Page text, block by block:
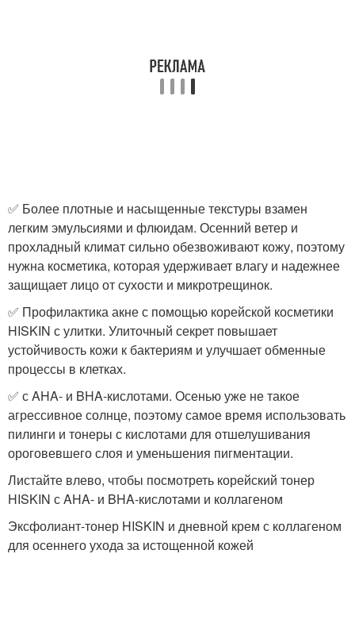
✅ Более плотные и насыщенные текстуры взамен
легким эмульсиями и флюидам. Осенний ветер и
прохладный климат сильно обезвоживают кожу, поэтому
нужна косметика, которая удерживает влагу и надежнее
защищает лицо от сухости и микротрещинок.
✅ Профилактика акне с помощью корейской косметики
HISKIN с улитки. Улиточный секрет повышает
устойчивость кожи к бактериям и улучшает обменные
процессы в клетках.
✅ с AHA- и BHA-кислотами. Осенью уже не такое
агрессивное солнце, поэтому самое время использовать
пилинги и тонеры с кислотами для отшелушивания
ороговевшего слоя и уменьшения пигментации.
Листайте влево, чтобы посмотреть корейский тонер
HISKIN с AHA- и BHA-кислотами и коллагеном
Эксфолиант-тонер HISKIN и дневной крем с коллагеном
для осеннего ухода за истощенной кожей